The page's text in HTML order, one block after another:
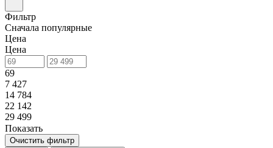
Фильтр
Сначала популярные
Цена
Цена
69
7 427
14 784
22 142
29 499
Показать
Очистить фильтр